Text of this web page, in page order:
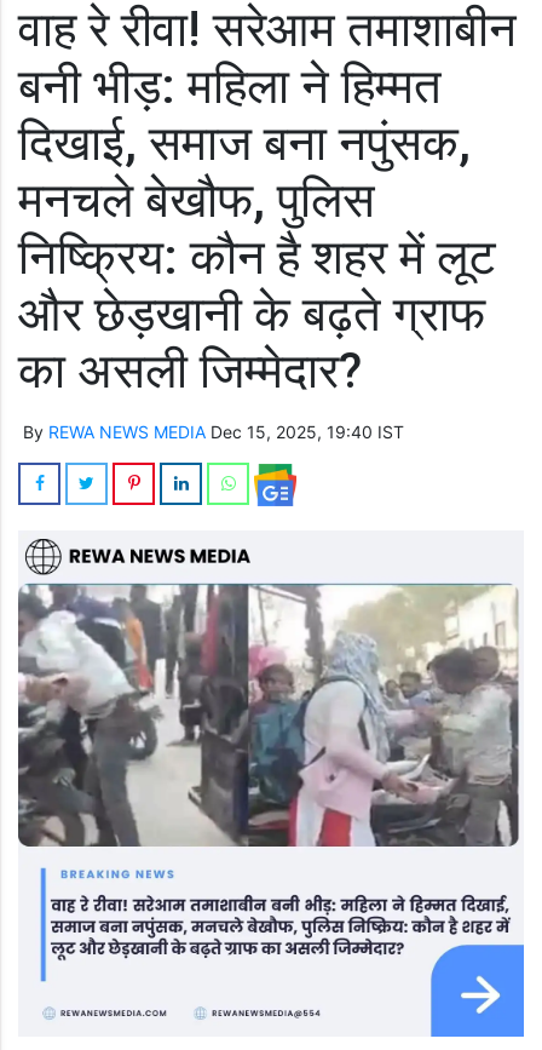
वाह रे रीवा! सरेआम तमाशाबीन
बनी भीड़: महिला ने हिम्मत
दिखाई, समाज बना नपुंसक,
मनचले बेखौफ, पुलिस
निष्क्रिय: कौन है शहर में लूट
और छेड़खानी के बढ़ते ग्राफ
का असली जिम्मेदार?
By REWA NEWS MEDIA Dec 15, 2025, 19:40 IST